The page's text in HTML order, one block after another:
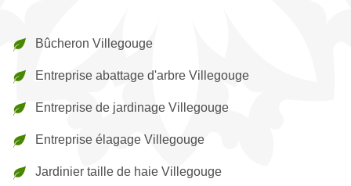
Bûcheron Villegouge
Entreprise abattage d'arbre Villegouge
Entreprise de jardinage Villegouge
Entreprise élagage Villegouge
Jardinier taille de haie Villegouge